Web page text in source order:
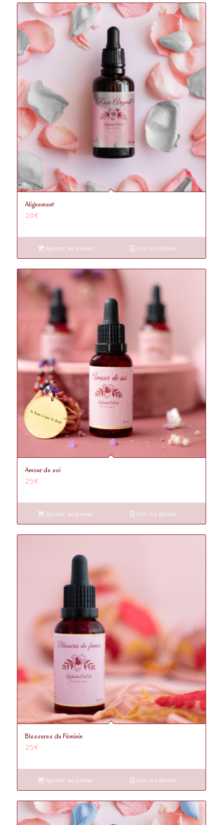
Alignement
20€
Ajouter au panier Voir les détails
Amour de soi
25€
Ajouter au panier Voir les détails
Blessures du Féminin
25€
Ajouter au panier Voir les détails